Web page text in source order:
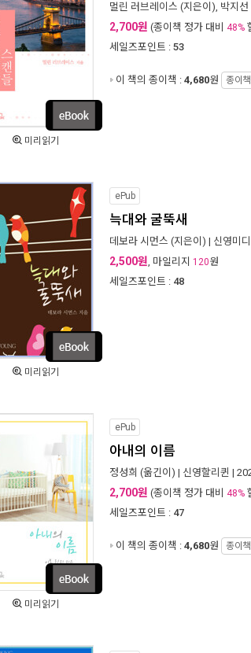
미리읽기
멀린 러브레이스 (지은이), 박지선
2,700원 (종이책 정가 대비 48%
세일즈포인트 : 53
이 책의 종이책 : 4,680원 종이책
미리읽기
ePub
늑대와 굴뚝새
데보라 시먼스 (지은이) | 신영미
2,500원, 마일리지 120원
세일즈포인트 : 48
미리읽기
ePub
아내의 이름
정성희 (옮긴이) | 신영할리퀸 |
2,700원 (종이책 정가 대비 48%
세일즈포인트 : 47
이 책의 종이책 : 4,680원 종이책